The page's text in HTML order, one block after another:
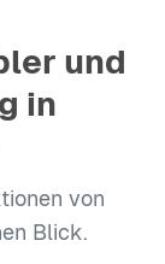
und
in
von
Blick.